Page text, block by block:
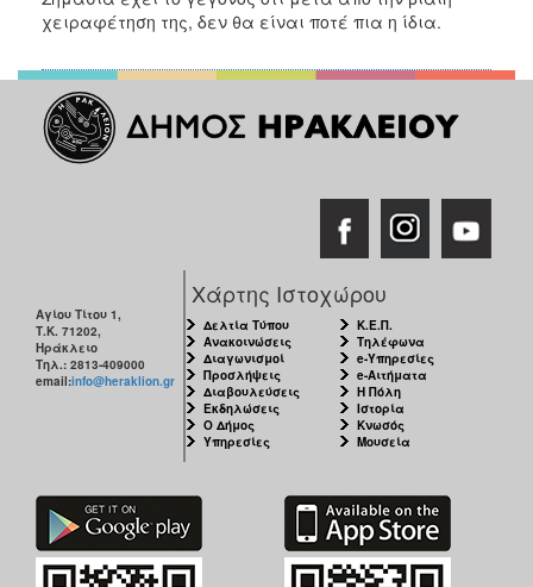
χειραφέτηση της, δεν θα είναι ποτέ πια η ίδια.
Αγίου Τίτου 1,
Τ.Κ. 71202,
Ηράκλειο
Τηλ.: 2813-409000
email:info@heraklion.gr
Χάρτης Ιστοχώρου
Δελτία Τύπου
Ανακοινώσεις
Διαγωνισμοί
Προσλήψεις
Διαβουλεύσεις
Εκδηλώσεις
Ο Δήμος
Υπηρεσίες
Κ.Ε.Π.
Τηλέφωνα
e-Υπηρεσίες
e-Αιτήματα
Η Πόλη
Ιστορία
Κνωσός
Μουσεία